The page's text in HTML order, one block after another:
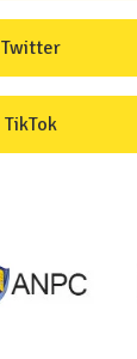
Twitter
TikTok